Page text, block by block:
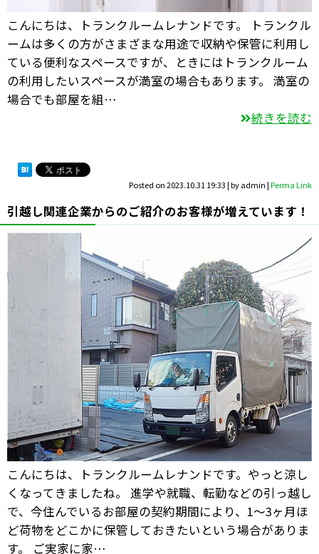
こんにちは、トランクルームレナンドです。 トランクル
ームは多くの方がさまざまな用途で収納や保管に利用し
ている便利なスペースですが、ときにはトランクルーム
の利用したいスペースが満室の場合もあります。 満室の
場合でも部屋を組…
続きを読む
Posted on2023.10.31 19:33|byadmin|Perma Link
引越し関連企業からのご紹介のお客様が増えています！
こんにちは、トランクルームレナンドです。やっと涼し
くなってきましたね。 進学や就職、転勤などの引っ越し
で、今住んでいるお部屋の契約期間により、1～3ヶ月ほ
ど荷物をどこかに保管しておきたいという場合がありま
す。 ご実家に家…